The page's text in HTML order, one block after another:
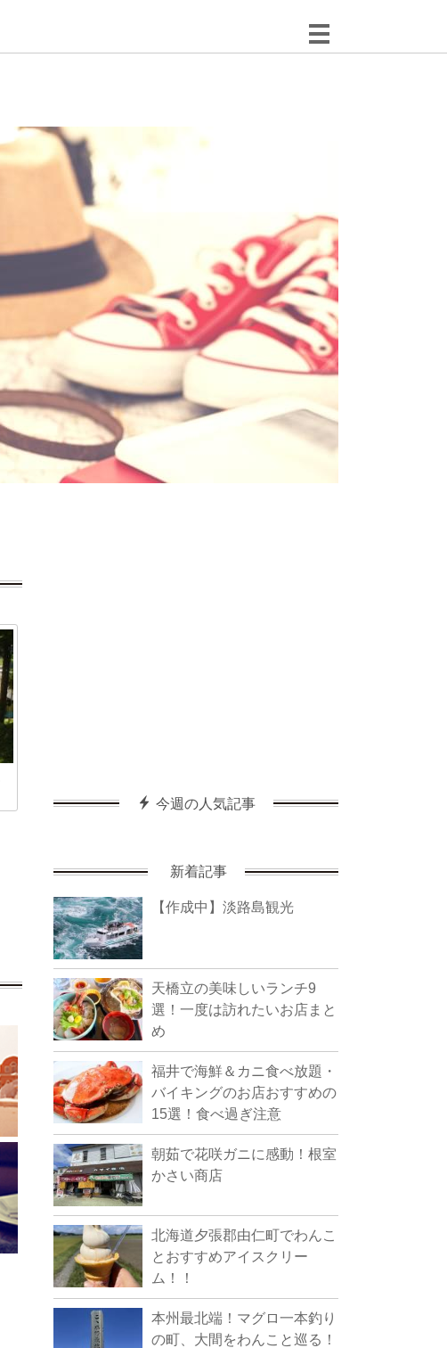
今週の人気記事
新着記事
【作成中】淡路島観光
天橋立の美味しいランチ9
選！一度は訪れたいお店まと
め
福井で海鮮＆カニ食べ放題・
バイキングのお店おすすめの
15選！食べ過ぎ注意
朝茹で花咲ガニに感動！根室
かさい商店
北海道夕張郡由仁町でわんこ
とおすすめアイスクリー
ム！！
本州最北端！マグロ一本釣り
の町、大間をわんこと巡る！